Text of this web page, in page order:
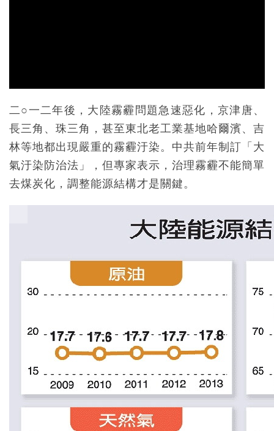
二○一二年後，大陸霧霾問題急速惡化，京津唐、
長三角、珠三角，甚至東北老工業基地哈爾濱、吉
林等地都出現嚴重的霧霾汙染。中共前年制訂「大
氣汙染防治法」，但專家表示，治理霧霾不能簡單
去煤炭化，調整能源結構才是關鍵。